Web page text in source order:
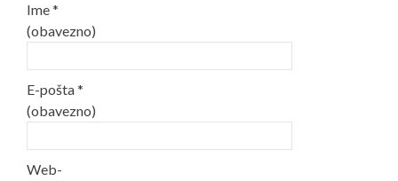
Ime*
(obavezno)
E-pošta*
(obavezno)
Web-